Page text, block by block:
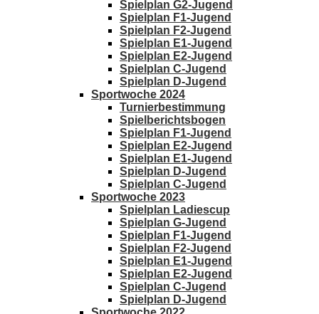
Spielplan G2-Jugend
Spielplan F1-Jugend
Spielplan F2-Jugend
Spielplan E1-Jugend
Spielplan E2-Jugend
Spielplan C-Jugend
Spielplan D-Jugend
Sportwoche 2024
Turnierbestimmung
Spielberichtsbogen
Spielplan F1-Jugend
Spielplan E2-Jugend
Spielplan E1-Jugend
Spielplan D-Jugend
Spielplan C-Jugend
Sportwoche 2023
Spielplan Ladiescup
Spielplan G-Jugend
Spielplan F1-Jugend
Spielplan F2-Jugend
Spielplan E1-Jugend
Spielplan E2-Jugend
Spielplan C-Jugend
Spielplan D-Jugend